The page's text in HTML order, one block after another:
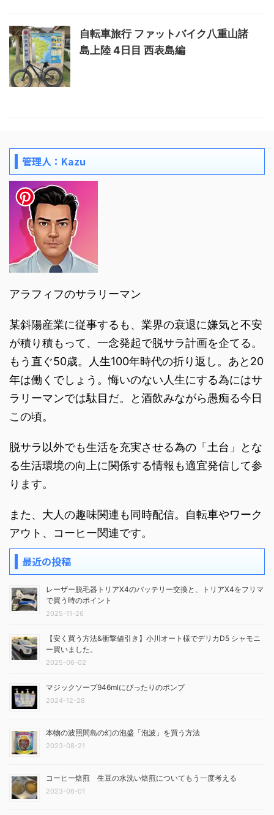
自転車旅行 ファットバイク八重山諸
島上陸 4日目 西表島編
管理人：Kazu
アラフィフのサラリーマン
某斜陽産業に従事するも、業界の衰退に嫌気と不安
が積り積もって、一念発起で脱サラ計画を企てる。
もう直ぐ50歳。人生100年時代の折り返し。あと20
年は働くでしょう。悔いのない人生にする為にはサ
ラリーマンでは駄目だ。と酒飲みながら愚痴る今日
この頃。
脱サラ以外でも生活を充実させる為の「土台」とな
る生活環境の向上に関係する情報も適宜発信して参
ります。
また、大人の趣味関連も同時配信。自転車やワーク
アウト、コーヒー関連です。
最近の投稿
レーザー脱毛器トリアX4のバッテリー交換と、トリアX4をフリマ
で買う時のポイント
2025-11-26
【安く買う方法&衝撃値引き】小川オート様でデリカD5 シャモニ
ー買いました。
2025-06-02
マジックソープ946mlにぴったりのポンプ
2024-12-28
本物の波照間島の幻の泡盛「泡波」を買う方法
2023-08-21
コーヒー焙煎 生豆の水洗い焙煎についてもう一度考える
2023-06-01